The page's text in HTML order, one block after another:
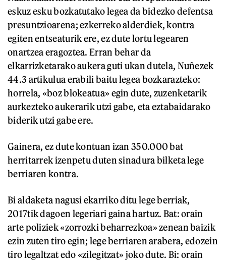
eskuz esku bozkatutako legea da bidezko defentsa
presuntzioarena; ezkerreko alderdiek, kontra
egiten entseaturik ere, ez dute lortu legearen
onartzea eragoztea. Erran behar da
elkarrizketarako aukera guti ukan dutela, Nuñezek
44.3 artikulua erabili baitu legea bozkarazteko:
horrela, «boz blokeatua» egin dute, zuzenketarik
aurkezteko aukerarik utzi gabe, eta eztabaidarako
biderik utzi gabe ere.
Gainera, ez dute kontuan izan 350.000 bat
herritarrek izenpetu duten sinadura bilketa lege
berriaren kontra.
Bi aldaketa nagusi ekarriko ditu lege berriak,
2017tik dagoen legeriari gaina hartuz. Bat: orain
arte poliziek «zorrozki beharrezkoa» zenean baizik
ezin zuten tiro egin; lege berriaren arabera, edozein
tiro legaltzat edo «zilegitzat» joko dute. Bi: orain